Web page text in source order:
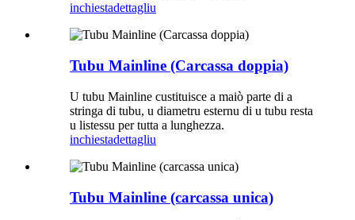
inchiestadettagliu
Tubu Mainline (Carcassa doppia)
U tubu Mainline custituisce a maiò parte di a
stringa di tubu, u diametru esternu di u tubu resta
u listessu per tutta a lunghezza.
inchiestadettagliu
Tubu Mainline (carcassa unica)